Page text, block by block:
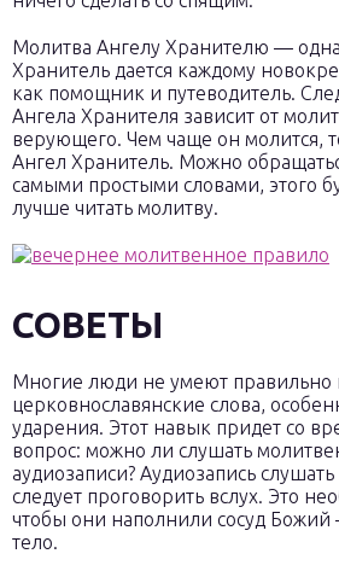
Молитва Ангелу Хранителю —
Хранитель дается каждому
как помощник и путеводитель.
Ангела Хранителя зависит от
верующего. Чем чаще он молится,
Ангел Хранитель. Можно
самыми простыми словами, этого
лучше читать молитву.
СОВЕТЫ
Многие люди не умеют правильно
церковнославянские слова,
ударения. Этот навык придет со
вопрос: можно ли слушать
аудиозаписи? Аудиозапись
следует проговорить вслух. Это
чтобы они наполнили сосуд
тело.